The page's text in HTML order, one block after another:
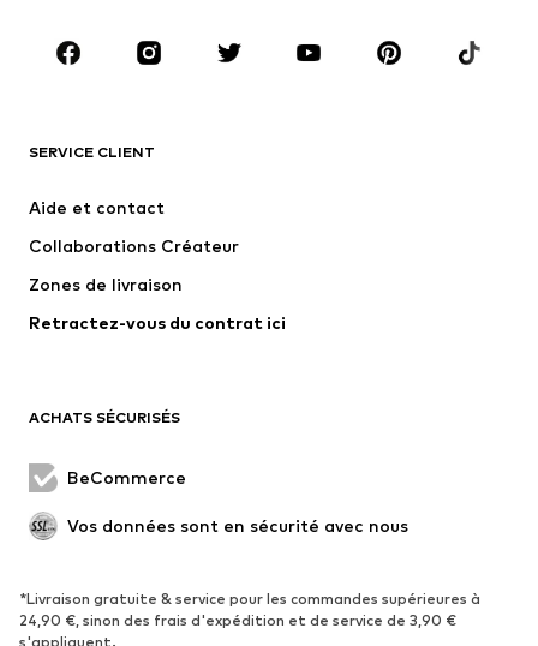
Accessoires
Premium
Nouveautés
Lingerie
Manteaux
Jupes
Occasions spéciales
Nouveautés
Tendance
Baskets
SERVICE CLIENT
Aide et contact
Collaborations Créateur
Zones de livraison
Retractez-vous du contrat ici
ACHATS SÉCURISÉS
BeCommerce
Vos données sont en sécurité avec nous
*Livraison gratuite & service pour les commandes supérieures à
24,90 €, sinon des frais d'expédition et de service de 3,90 €
s'appliquent.